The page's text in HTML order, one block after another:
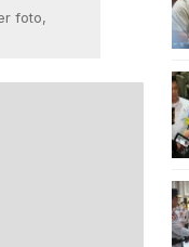
foto,